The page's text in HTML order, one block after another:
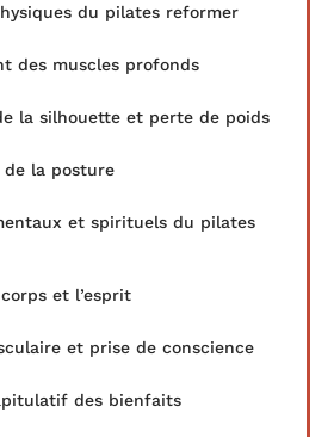
du pilates reformer
des muscles profonds
la silhouette et perte de poids
la posture
et spirituels du pilates
et l’esprit
et prise de conscience
des bienfaits